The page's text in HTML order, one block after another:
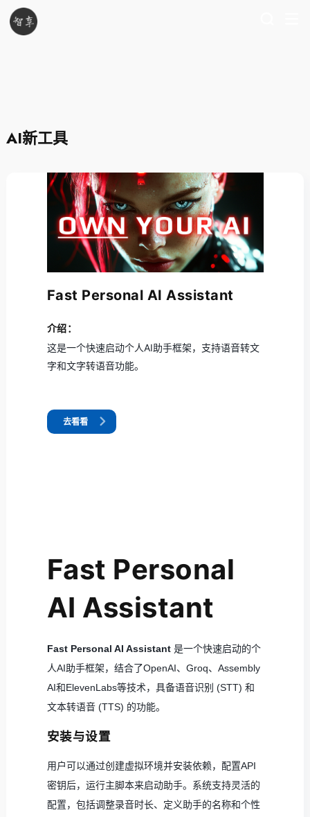
AI新工具
Fast Personal AI Assistant
介绍：
这是一个快速启动个人AI助手框架，支持语音转文
字和文字转语音功能。
去看看
Fast Personal
AI Assistant
Fast Personal AI Assistant是一个快速启动的个
人AI助手框架，结合了OpenAI、Groq、Assembly
AI和ElevenLabs等技术，具备语音识别 (STT) 和
文本转语音 (TTS) 的功能。
安装与设置
用户可以通过创建虚拟环境并安装依赖，配置API
密钥后，运行主脚本来启动助手。系统支持灵活的
配置，包括调整录音时长、定义助手的名称和个性